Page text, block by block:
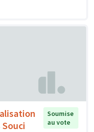
Souci
Soumise
au vote